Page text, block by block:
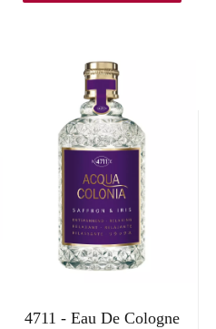
4711 - Eau De Cologne